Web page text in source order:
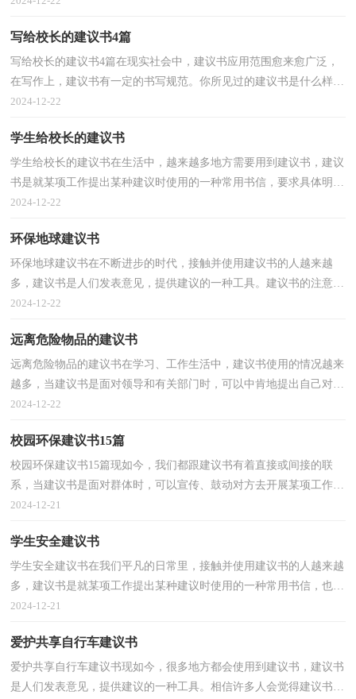
写给校长的建议书4篇
写给校长的建议书4篇在现实社会中，建议书应用范围愈来愈广泛，
在写作上，建议书有一定的书写规范。你所见过的建议书是什么样的
呢？以下是小编收集整理的写给校长的建议书，仅供参考，...
2024-12-22
学生给校长的建议书
学生给校长的建议书在生活中，越来越多地方需要用到建议书，建议
书是就某项工作提出某种建议时使用的一种常用书信，要求具体明
确，有针对性。还是对建议书一筹莫展吗？以下是小编为大...
2024-12-22
环保地球建议书
环保地球建议书在不断进步的时代，接触并使用建议书的人越来越
多，建议书是人们发表意见，提供建议的一种工具。建议书的注意事
项有许多，你确定会写吗？下面是小编整理的环保地球建议...
2024-12-22
远离危险物品的建议书
远离危险物品的建议书在学习、工作生活中，建议书使用的情况越来
越多，当建议书是面对领导和有关部门时，可以中肯地提出自己对对
方工作的意见和自己的建议。那么问题来了，到底应如...
2024-12-22
校园环保建议书15篇
校园环保建议书15篇现如今，我们都跟建议书有着直接或间接的联
系，当建议书是面对群体时，可以宣传、鼓动对方去开展某项工作或
进行某种活动，具有一定的号召性。来参考自己需要的建...
2024-12-21
学生安全建议书
学生安全建议书在我们平凡的日常里，接触并使用建议书的人越来越
多，建议书是就某项工作提出某种建议时使用的一种常用书信，也叫
意见书。你所见过的建议书是什么样的呢？以下是小编...
2024-12-21
爱护共享自行车建议书
爱护共享自行车建议书现如今，很多地方都会使用到建议书，建议书
是人们发表意见，提供建议的一种工具。相信许多人会觉得建议书很